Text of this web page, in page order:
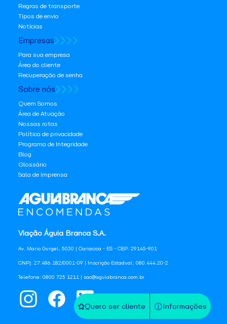
Quero ser cliente Informações
Viação Águia Branca S.A.
Av. Mario Gurgel, 5030 | Cariacica - ES - CEP: 29145-901
CNPJ: 27.486.182/0001-09 | Inscrição Estadual: 080.444.20-2
Telefone: 0800 725 1211 | sac@aguiabranca.com.br
Regras de transporte
Tipos de envio
Notícias
Empresas
Para sua empresa
Área do cliente
Recuperação de senha
Sobre nós
Quem Somos
Área de Atuação
Nossas rotas
Política de privacidade
Programa de Integridade
Blog
Glossário
Sala de Imprensa